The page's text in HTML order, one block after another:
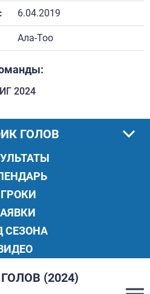
6.04.2019
Ала-Тоо
2024
СЕЗОНА
ГОЛОВ
(2024)